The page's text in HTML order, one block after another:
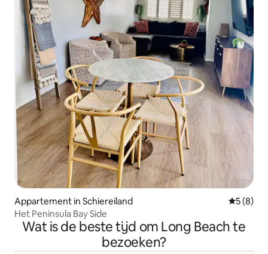
Appartement in Schiereiland
5 (8)
Het Peninsula Bay Side
Wat is de beste tijd om Long Beach te
bezoeken?